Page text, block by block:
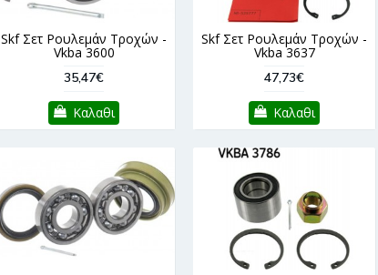
Skf Σετ Ρουλεμάν Τροχών -
Vkba 3600
35,47€
Καλαθι
Skf Σετ Ρουλεμάν Τροχών -
Vkba 3637
47,73€
Καλαθι